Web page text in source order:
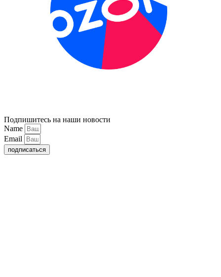
Подпишитесь на наши новости
Name
Email
подписаться